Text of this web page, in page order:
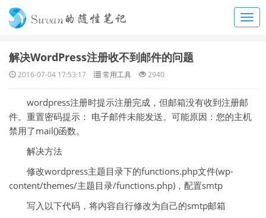
解决WordPress注册收不到邮件的问题
2016-07-04 17:53:17 常用工具 2940
wordpress注册时提示注册完成，但邮箱没有收到注册邮
件。重置密码提示： 电子邮件未能发送。可能原因：您的主机
禁用了mail()函数。
解决方法
修改wordpress主题目录下的functions.php文件(wp-
content/themes/主题目录/functions.php)，配置smtp
写入以下代码，将内容自行修改为自己的smtp邮箱